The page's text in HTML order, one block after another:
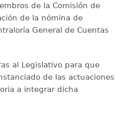
de la Comisión de
de la nómina de
General de Cuentas
al Legislativo para que
de las actuaciones
a integrar dicha